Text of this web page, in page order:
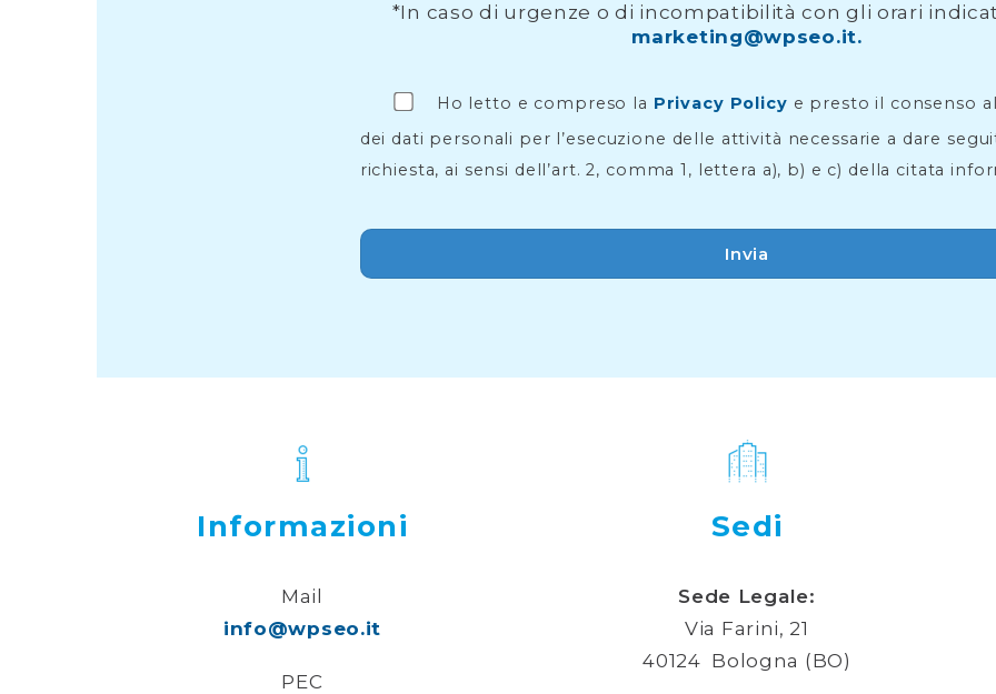
*In caso di urgenze o di incompatibilità con gli orari
marketing@wpseo.it.
Ho letto e compreso la Privacy Policy e presto il consenso
dei dati personali per l’esecuzione delle attività necessarie a dare
richiesta, ai sensi dell’art. 2, comma 1, lettera a), b) e c) della citata
Informazioni
Mail
info@wpseo.it
PEC
Sedi
Sede Legale:
Via Farini, 21
40124 Bologna (BO)